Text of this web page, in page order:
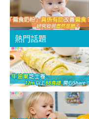
熱門話題